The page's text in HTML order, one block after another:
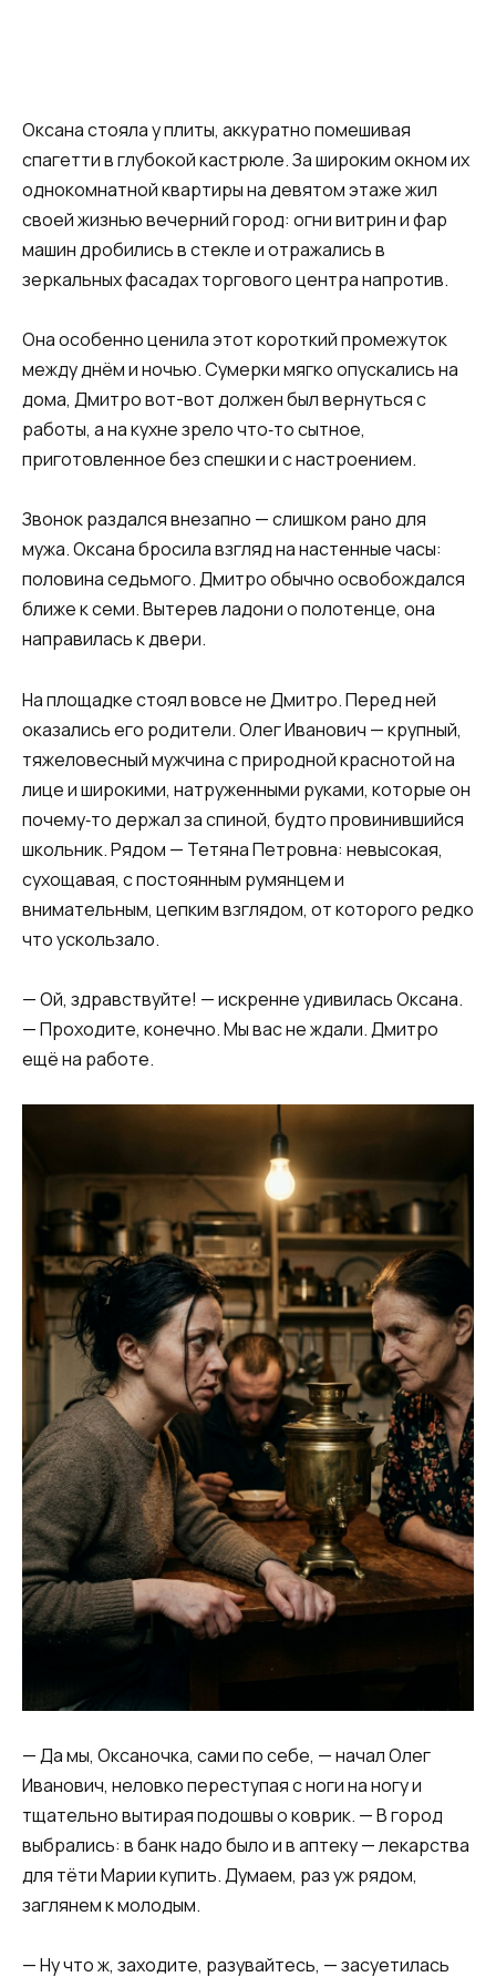
Оксана стояла у плиты, аккуратно помешивая
спагетти в глубокой кастрюле. За широким окном их
однокомнатной квартиры на девятом этаже жил
своей жизнью вечерний город: огни витрин и фар
машин дробились в стекле и отражались в
зеркальных фасадах торгового центра напротив.
Она особенно ценила этот короткий промежуток
между днём и ночью. Сумерки мягко опускались на
дома, Дмитро вот-вот должен был вернуться с
работы, а на кухне зрело что‑то сытное,
приготовленное без спешки и с настроением.
Звонок раздался внезапно — слишком рано для
мужа. Оксана бросила взгляд на настенные часы:
половина седьмого. Дмитро обычно освобождался
ближе к семи. Вытерев ладони о полотенце, она
направилась к двери.
На площадке стоял вовсе не Дмитро. Перед ней
оказались его родители. Олег Иванович — крупный,
тяжеловесный мужчина с природной краснотой на
лице и широкими, натруженными руками, которые он
почему‑то держал за спиной, будто провинившийся
школьник. Рядом — Тетяна Петровна: невысокая,
сухощавая, с постоянным румянцем и
внимательным, цепким взглядом, от которого редко
что ускользало.
— Ой, здравствуйте! — искренне удивилась Оксана.
— Проходите, конечно. Мы вас не ждали. Дмитро
ещё на работе.
— Да мы, Оксаночка, сами по себе, — начал Олег
Иванович, неловко переступая с ноги на ногу и
тщательно вытирая подошвы о коврик. — В город
выбрались: в банк надо было и в аптеку — лекарства
для тёти Марии купить. Думаем, раз уж рядом,
заглянем к молодым.
— Ну что ж, заходите, разувайтесь, — засуетилась